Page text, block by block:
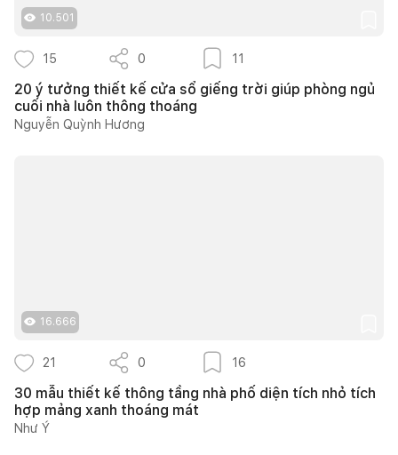
10.501
15 0 11
20 ý tưởng thiết kế cửa sổ giếng trời giúp phòng ngủ
cuối nhà luôn thông thoáng
Nguyễn Quỳnh Hương
16.666
21 0 16
30 mẫu thiết kế thông tầng nhà phố diện tích nhỏ tích
hợp mảng xanh thoáng mát
Như Ý